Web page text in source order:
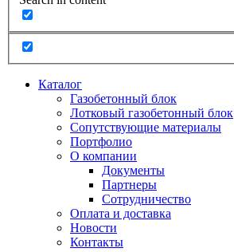
Каталог
Газобетонный блок
Лотковый газобетонный блок
Сопутствующие материалы
Портфолио
О компании
Документы
Партнеры
Сотрудничество
Оплата и доставка
Новости
Контакты